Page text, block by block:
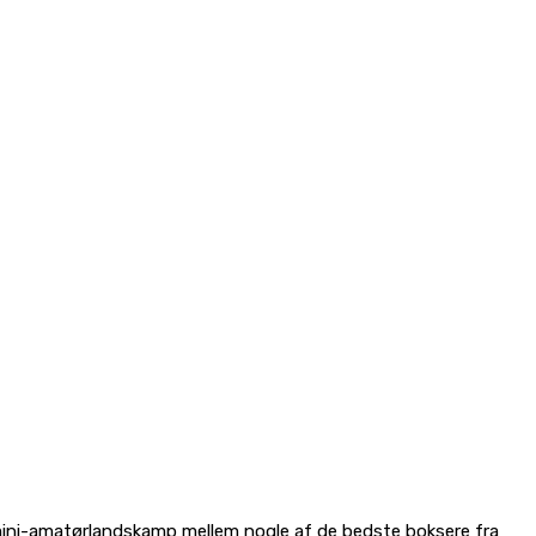
amatørlandskamp mellem nogle af de bedste boksere fra